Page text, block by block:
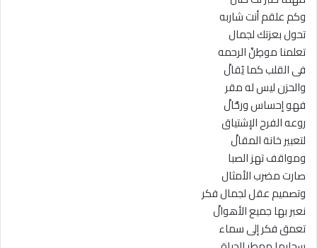
وكم علقم أنت شاربه
تحول بعزتك لجمال
تعلمنا موطِنْ الرحمه
فى القلب كما يُقالْ
والحزن ليس له مقر
فهو إحساس ورحَّالْ
روعه الفرح الإشتياق
لتعبير خانة المقالْ
ومواقف تهز الصبا
صارت مضرب الأمثال
وتصميم عقل لجمال فكر
نعبر بها جميع الأهوالْ
تعمق فكر إلى سماء